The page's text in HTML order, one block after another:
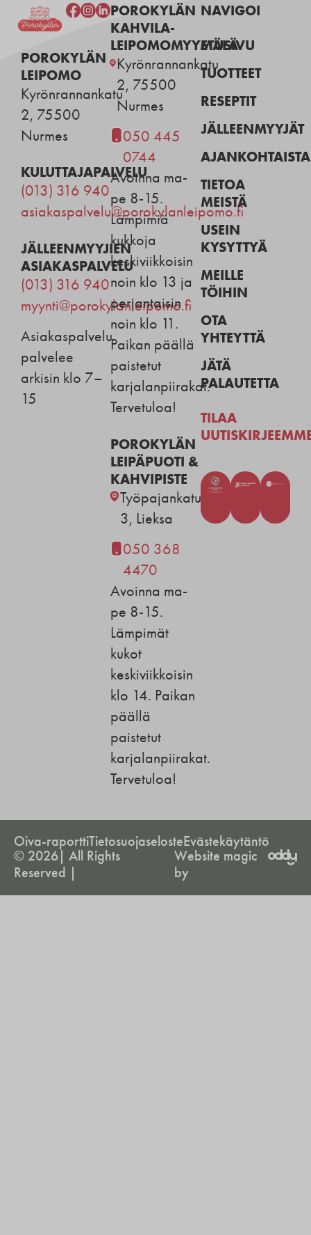
POROKYLÄN
LEIPOMO
Kyrönrannankatu
2, 75500
Nurmes
KULUTTAJAPALVELU
(013) 316 940
asiakaspalvelu@porokylanleipomo.fi
JÄLLEENMYYJIEN
ASIAKASPALVELU
(013) 316 940
myynti@porokylanleipomo.fi
Asiakaspalvelu
palvelee
arkisin klo 7–
15
POROKYLÄN
KAHVILA-
LEIPOMOMYYMÄLÄ
Kyrönrannankatu
2, 75500
Nurmes
050 445
0744
Avoinna ma-
pe 8-15.
Lämpimiä
kukkoja
keskiviikkoisin
noin klo 13 ja
perjantaisin
noin klo 11.
Paikan päällä
paistetut
karjalanpiirakat.
Tervetuloa!
POROKYLÄN
LEIPÄPUOTI &
KAHVIPISTE
Työpajankatu
3, Lieksa
050 368
4470
Avoinna ma-
pe 8-15.
Lämpimät
kukot
keskiviikkoisin
klo 14. Paikan
päällä
paistetut
karjalanpiirakat.
Tervetuloa!
NAVIGOI
ETUSIVU
TUOTTEET
RESEPTIT
JÄLLEENMYYJÄT
AJANKOHTAISTA
TIETOA
MEISTÄ
USEIN
KYSYTTYÄ
MEILLE
TÖIHIN
OTA
YHTEYTTÄ
JÄTÄ
PALAUTETTA
TILAA
Oiva-raporttiTietosuojaselosteEvästekäytäntö
© 2026| All Rights
Reserved |
Website magic
by